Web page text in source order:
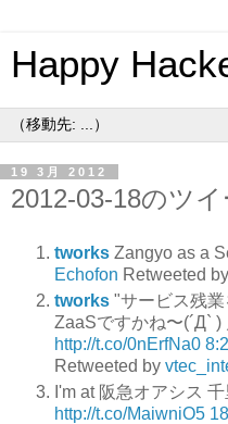
Happy
19 3月 2012
2012-03-18のツイ
tworks Zangyo as a
Echofon Retweeted by
tworks "サービス残業
ZaaSですかね〜(´Д`
http://t.co/0nErfNa0
Retweeted by
I'm at 阪急オアシス
http://t.co/MaiwniO5